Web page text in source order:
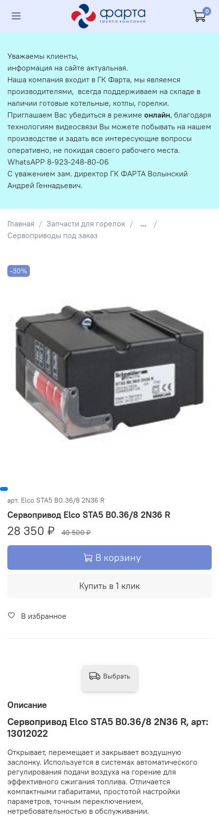
0
Главная Запчасти для горелок
...
Сервоприводы под заказ
-30%
арт. Elco STA5 B0.36/8 2N36 R
Сервопривод Elco STA5 B0.36/8 2N36 R
28 350 ₽ 40 500 ₽
В корзину
Купить в 1 клик
В избранное
Описание
Сервопривод Elco STA5 B0.36/8 2N36 R, арт:
13012022
Открывает, перемещает и закрывает воздушную
заслонку. Используется в системах автоматического
регулирования подачи воздуха на горение для
эффективного сжигания топлива. Отличается
компактными габаритами, простотой настройки
параметров, точным переключением,
нетребовательностью в обслуживании.
Выбрать
Уважаемы клиенты,
информация на сайте актуальная.
Наша компания входит в ГК Фарта, мы являемся
производителями, всегда поддерживаем на складе в
наличии готовые котельные, котлы, горелки.
Приглашаем Вас убедиться в режиме онлайн, благодаря
технологиям видеосвязи Вы можете побывать на нашем
производстве и задать все интересующие вопросы
оперативно, не покидая своего рабочего места.
WhatsAPP 8-923-248-80-06
С уважением зам. директор ГК ФАРТА Волынский
Андрей Геннадьевич.